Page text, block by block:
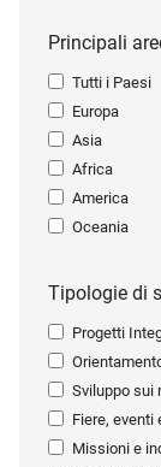
Principali
Tutti i Paesi
Europa
Asia
Africa
America
Oceania
Tipologie di
Progetti
Sviluppo sui
Fiere, eventi
Missioni e